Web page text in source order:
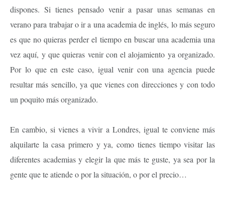
dispones. Si tienes pensado venir a pasar unas semanas en
verano para trabajar o ir a una academia de inglés, lo más seguro
es que no quieras perder el tiempo en buscar una academia una
vez aquí, y que quieras venir con el alojamiento ya organizado.
Por lo que en este caso, igual venir con una agencia puede
resultar más sencillo, ya que vienes con direcciones y con todo
un poquito más organizado.
En cambio, si vienes a vivir a Londres, igual te conviene más
alquilarte la casa primero y ya, como tienes tiempo visitar las
diferentes academias y elegir la que más te guste, ya sea por la
gente que te atiende o por la situación, o por el precio…